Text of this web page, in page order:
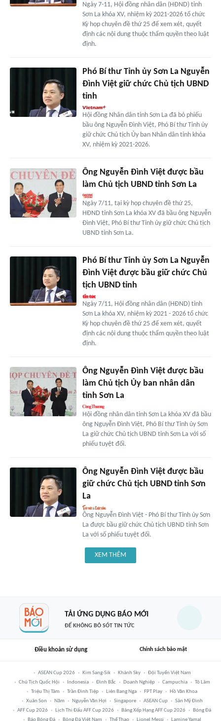
Ngày 7-11, Hội đồng nhân dân (HĐND) tỉnh
Sơn La khóa XV, nhiệm kỳ 2021-2026 tổ chức
Kỳ họp chuyên đề thứ 25 để xem xét, quyết
định các nội dung thuộc thẩm quyền theo luật
định.
Phó Bí thư Tỉnh ủy Sơn La Nguyễn
Đình Việt giữ chức Chủ tịch UBND
tỉnh
Hội đồng Nhân dân tỉnh Sơn La đã bỏ phiếu
bầu ông Nguyễn Đình Việt, Phó Bí thư Tỉnh ủy
giữ chức Chủ tịch Ủy ban Nhân dân tỉnh khóa
XV, nhiệm kỳ 2021-2026.
Ông Nguyễn Đình Việt được bầu
làm Chủ tịch UBND tỉnh Sơn La
Ngày 7/11, tại kỳ họp chuyên đề thứ 25,
HĐND tỉnh Sơn La khóa XV đã bầu ông Nguyễn
Đình Việt, Phó Bí thư Tỉnh ủy giữ chức Chủ tịch
UBND tỉnh Sơn La.
Phó Bí thư Tỉnh ủy Sơn La Nguyễn
Đình Việt được bầu giữ chức Chủ
tịch UBND tỉnh
Ngày 7/11, Hội đồng nhân dân (HĐND) tỉnh
Sơn La khóa XV, nhiệm kỳ 2021 - 2026 tổ chức
Kỳ họp chuyên đề thứ 25 để xem xét, quyết
định các nội dung thuộc thẩm quyền theo luật
định.
Ông Nguyễn Đình Việt được bầu
làm Chủ tịch Ủy ban nhân dân
tỉnh Sơn La
Hội đồng nhân dân tỉnh Sơn La khóa XV đã bầu
ông Nguyễn Đình Việt, Phó Bí thư Tỉnh ủy Sơn
La giữ chức Chủ tịch UBND tỉnh Sơn La với số
phiếu tuyệt đối.
Ông Nguyễn Đình Việt được bầu
giữ chức Chủ tịch UBND tỉnh Sơn
La
Ông Nguyễn Đình Việt - Phó Bí thư Tỉnh ủy Sơn
La được bầu giữ chức Chủ tịch UBND tỉnh Sơn
La với số phiếu tuyệt đối.
XEM THÊM
TẢI ỨNG DỤNG BÁO MỚI
ĐỂ KHÔNG BỎ SÓT TIN TỨC
Điều khoản sử dụng Chính sách bảo mật
ASEAN Cup 2026 Kim Sang-Sik Khánh Sky
Đội Tuyển Việt Nam
Chủ Tịch Quốc Hội
Indonesia Đình Bắc Doanh Nghiệp Campuchia
Tô Lâm
Triệu Thị Tâm
Trần Đình Tiệp Liên Bang Nga FPT Play
Hồ Văn Khoa
Xuân Son
Năm Nguyễn Văn Hợi Singapore ASEAN Cup
Sân Mỹ Đình
AFF Cup 2026
Lịch Thi Đấu AFF Cup 2026 Bảng Xếp Hạng AFF Cup 2026
Bóng Đá
Báo Bóng Đá
Bóng Đá Việt Nam Thể Thao Lionel Messi Lamine Yamal